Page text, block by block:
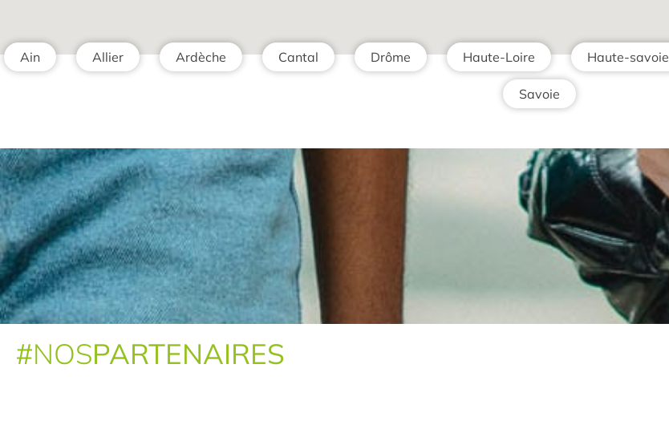
Ain Allier Ardèche Cantal Drôme Haute-Loire Haute-savoie
Savoie
#NOSPARTENAIRES